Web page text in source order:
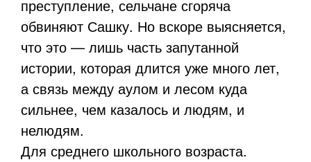
преступление, сельчане сгоряча
обвиняют Сашку. Но вскоре выясняется,
что это — лишь часть запутанной
истории, которая длится уже много лет,
а связь между аулом и лесом куда
сильнее, чем казалось и людям, и
нелюдям.
Для среднего школьного возраста.